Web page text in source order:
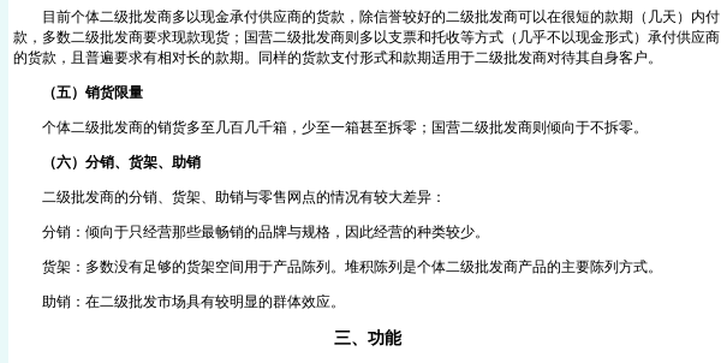
目前个体二级批发商多以现金承付供应商的货款，除信誉较好的二级批发商可以在很短的款期（几天）内付
款，多数二级批发商要求现款现货；国营二级批发商则多以支票和托收等方式（几乎不以现金形式）承付供应商
的货款，且普遍要求有相对长的款期。同样的货款支付形式和款期适用于二级批发商对待其自身客户。
（五）销货限量
个体二级批发商的销货多至几百几千箱，少至一箱甚至拆零；国营二级批发商则倾向于不拆零。
（六）分销、货架、助销
二级批发商的分销、货架、助销与零售网点的情况有较大差异：
分销：倾向于只经营那些最畅销的品牌与规格，因此经营的种类较少。
货架：多数没有足够的货架空间用于产品陈列。堆积陈列是个体二级批发商产品的主要陈列方式。
助销：在二级批发市场具有较明显的群体效应。
三、功能